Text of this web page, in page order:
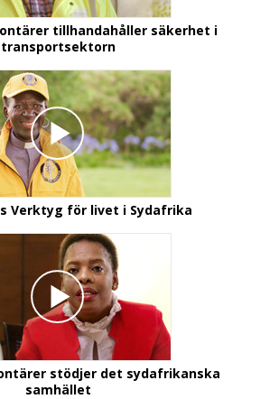
tillhandahåller säkerhet i
transportsektorn
Verktyg för livet i Sydafrika
stödjer det sydafrikanska
samhället